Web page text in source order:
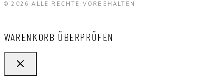
© 2026 ALLE RECHTE VORBEHALTEN
WARENKORB ÜBERPRÜFEN